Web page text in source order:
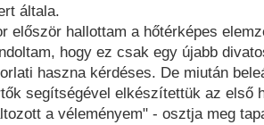
általa.
először hallottam a hőtérképes
hogy ez csak egy újabb
haszna kérdéses. De miután
segítségével elkészítettük az első
a véleményem" - osztja meg